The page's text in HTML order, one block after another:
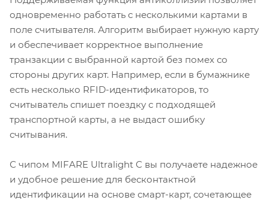
одновременно работать с несколькими картами в
поле считывателя. Алгоритм выбирает нужную карту
и обеспечивает корректное выполнение
транзакции с выбранной картой без помех со
стороны других карт. Например, если в бумажнике
есть несколько RFID-идентификаторов, то
считыватель спишет поездку с подходящей
транспортной карты, а не выдаст ошибку
считывания.
С чипом MIFARE Ultralight C вы получаете надежное
и удобное решение для бесконтактной
идентификации на основе смарт-карт, сочетающее